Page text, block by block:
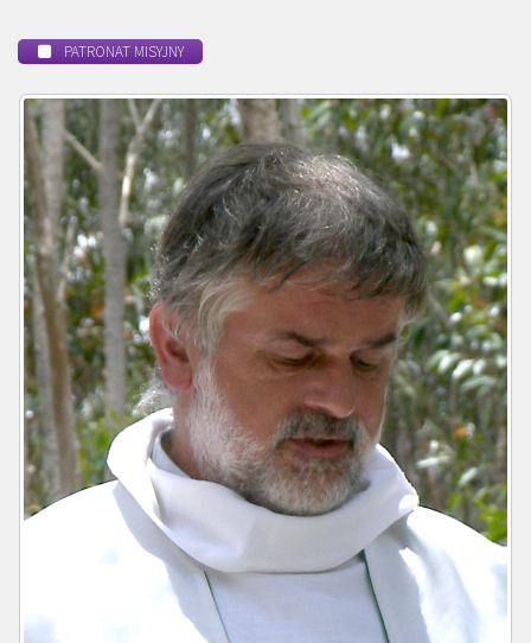
PATRONAT MISYJNY